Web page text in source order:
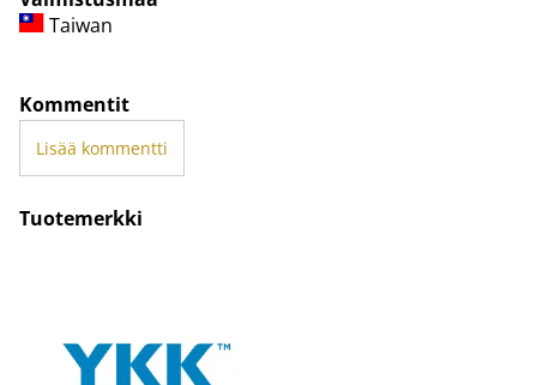
Taiwan
Kommentit
Lisää kommentti
Tuotemerkki